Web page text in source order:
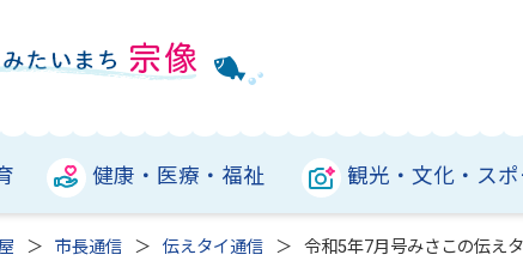
健康・医療・福祉 観光・文化・ス
市長通信 伝えタイ通信 令和5年7月号みさこの伝え